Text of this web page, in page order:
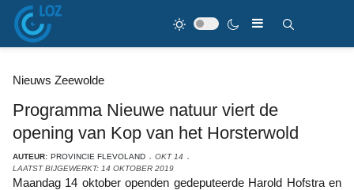
Nieuws Zeewolde
Programma Nieuwe natuur viert de
opening van Kop van het Horsterwold
AUTEUR: PROVINCIE FLEVOLAND
OKT 14
LAATST BIJGEWERKT: 14 OKTOBER 2019
Maandag 14 oktober openden gedeputeerde Harold Hofstra en